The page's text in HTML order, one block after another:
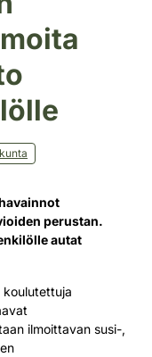
perustan.
autat
ilmoittavan susi-,